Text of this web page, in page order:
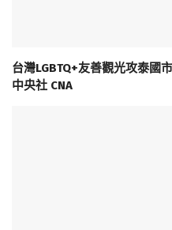
台灣LGBTQ+友善觀光攻泰國
中央社 CNA